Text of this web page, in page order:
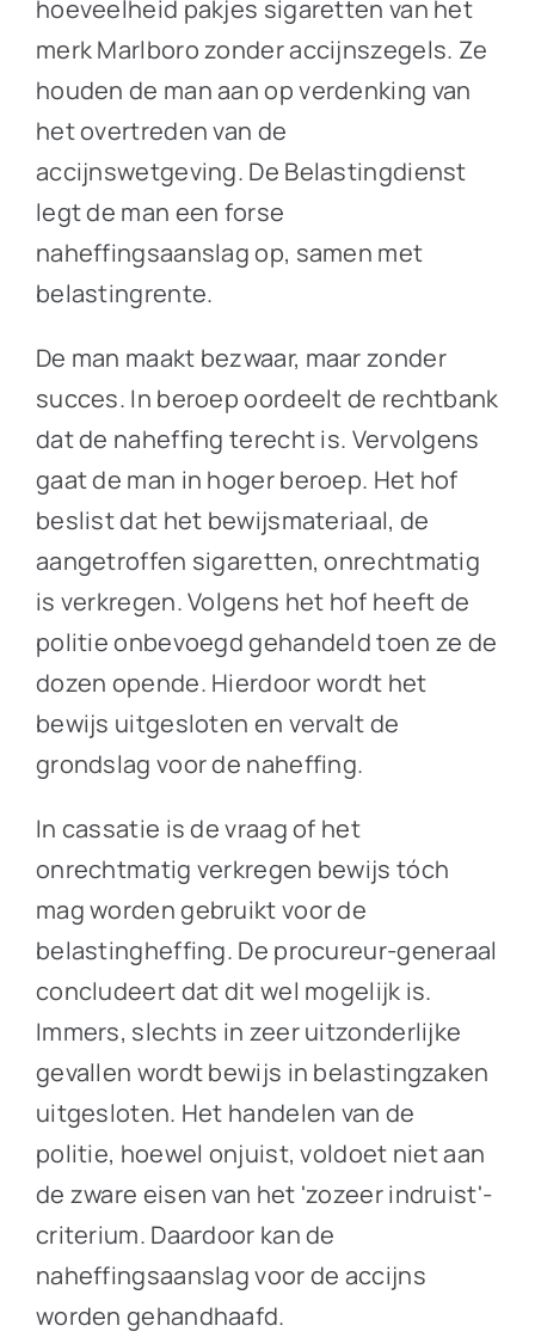
hoeveelheid pakjes sigaretten van het
merk Marlboro zonder accijnszegels. Ze
houden de man aan op verdenking van
het overtreden van de
accijnswetgeving. De Belastingdienst
legt de man een forse
naheffingsaanslag op, samen met
belastingrente.
De man maakt bezwaar, maar zonder
succes. In beroep oordeelt de rechtbank
dat de naheffing terecht is. Vervolgens
gaat de man in hoger beroep. Het hof
beslist dat het bewijsmateriaal, de
aangetroffen sigaretten, onrechtmatig
is verkregen. Volgens het hof heeft de
politie onbevoegd gehandeld toen ze de
dozen opende. Hierdoor wordt het
bewijs uitgesloten en vervalt de
grondslag voor de naheffing.
In cassatie is de vraag of het
onrechtmatig verkregen bewijs tóch
mag worden gebruikt voor de
belastingheffing. De procureur-generaal
concludeert dat dit wel mogelijk is.
Immers, slechts in zeer uitzonderlijke
gevallen wordt bewijs in belastingzaken
uitgesloten. Het handelen van de
politie, hoewel onjuist, voldoet niet aan
de zware eisen van het 'zozeer indruist'-
criterium. Daardoor kan de
naheffingsaanslag voor de accijns
worden gehandhaafd.